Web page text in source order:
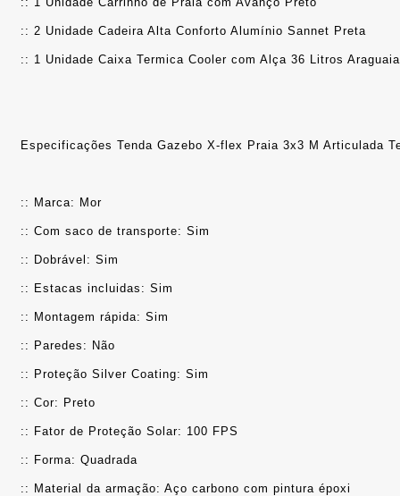
:: 2 Unidade Cadeira Alta Conforto Alumínio Sannet Preta
:: 1 Unidade Caixa Termica Cooler com Alça 36 Litros Araguaia
Especificações Tenda Gazebo X-flex Praia 3x3 M Articulada
:: Marca: Mor
:: Com saco de transporte: Sim
:: Dobrável: Sim
:: Estacas incluidas: Sim
:: Montagem rápida: Sim
:: Paredes: Não
:: Proteção Silver Coating: Sim
:: Cor: Preto
:: Fator de Proteção Solar: 100 FPS
:: Forma: Quadrada
:: Material da armação: Aço carbono com pintura époxi